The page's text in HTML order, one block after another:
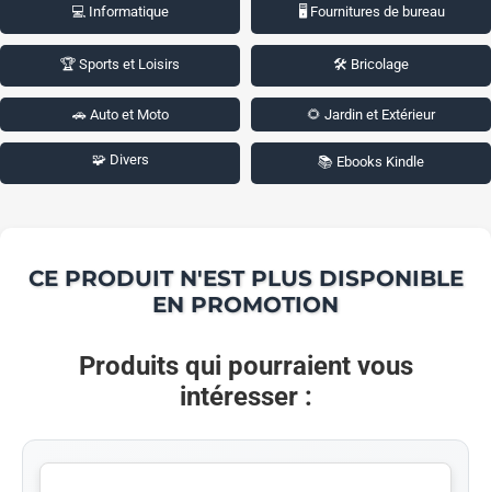
💻 Informatique 🖥️ Fournitures de bureau
🏆 Sports et Loisirs 🛠️ Bricolage
🚗 Auto et Moto 🌻 Jardin et Extérieur
🧩 Divers 📚 Ebooks Kindle
CE PRODUIT N'EST PLUS DISPONIBLE
EN PROMOTION
Produits qui pourraient vous
intéresser :